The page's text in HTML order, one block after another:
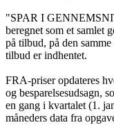
"SPAR I
beregnet som et samlet
på tilbud, på den
tilbud er indhentet.
FRA-priser opdateres
og besparelsesudsagn,
en gang i kvartalet (1.
måneders data fra